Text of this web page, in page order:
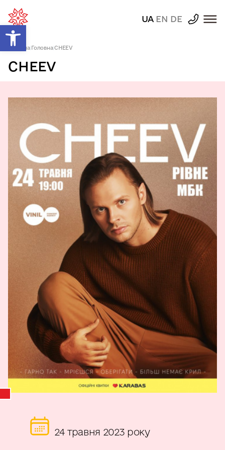
Відкрити Панель інструментів
UA EN DE
Головна| Головна|CHEEV
CHEEV
24 травня 2023 року